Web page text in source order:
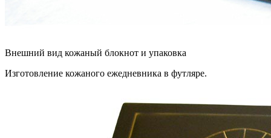
Внешний вид кожаный блокнот и упаковка
Изготовление кожаного ежедневника в футляре.